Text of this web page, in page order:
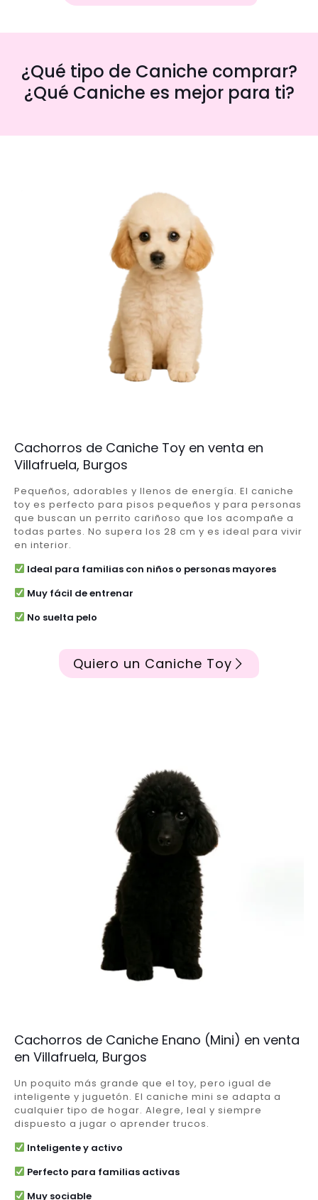
¿Qué tipo de Caniche comprar?
¿Qué Caniche es mejor para ti?
Cachorros de Caniche Toy en venta en
Villafruela, Burgos
Pequeños, adorables y llenos de energía. El caniche
toy es perfecto para pisos pequeños y para personas
que buscan un perrito cariñoso que los acompañe a
todas partes. No supera los 28 cm y es ideal para vivir
en interior.
Ideal para familias con niños o personas mayores
Muy fácil de entrenar
No suelta pelo
Quiero un Caniche Toy
Cachorros de Caniche Enano (Mini) en venta
en Villafruela, Burgos
Un poquito más grande que el toy, pero igual de
inteligente y juguetón. El caniche mini se adapta a
cualquier tipo de hogar. Alegre, leal y siempre
dispuesto a jugar o aprender trucos.
Inteligente y activo
Perfecto para familias activas
Muy sociable